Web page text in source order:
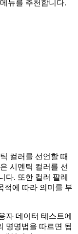
뉴를 추천합니다.
컬러를 선언할 때
시멘틱 컬러를 선
다. 또한 컬러 팔레
적에 따라 의미를 부
자 데이터 테스트에
명명법을 따르면 됩